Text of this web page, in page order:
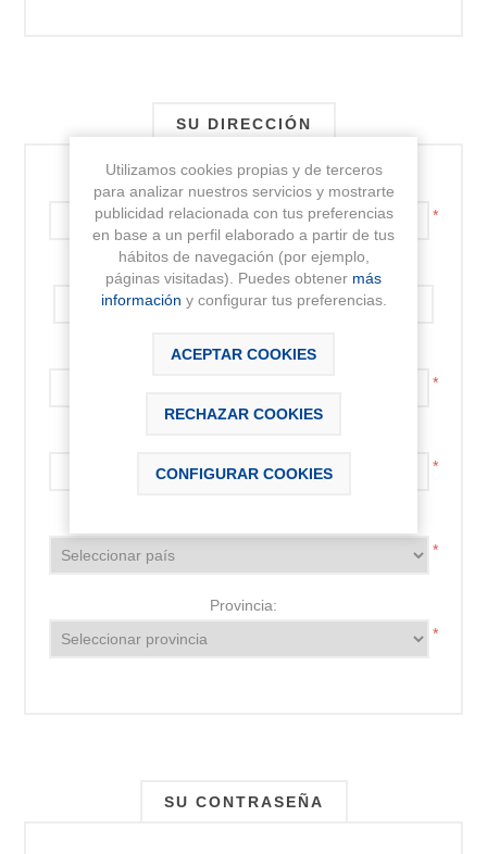
SU DIRECCIÓN
Dirección:
*
Dirección 2:
Código postal:
*
*
*
Provincia:
*
SU CONTRASEÑA
Utilizamos cookies propias y de terceros
para analizar nuestros servicios y mostrarte
publicidad relacionada con tus preferencias
en base a un perfil elaborado a partir de tus
hábitos de navegación (por ejemplo,
páginas visitadas). Puedes obtener más
información y configurar tus preferencias.
ACEPTAR COOKIES
RECHAZAR COOKIES
CONFIGURAR COOKIES